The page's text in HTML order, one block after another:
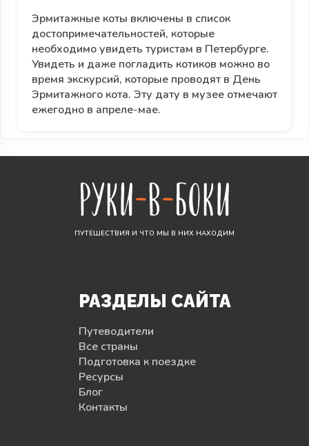
Эрмитажные коты включены в список
достопримечательностей, которые
необходимо увидеть туристам в Петербурге.
Увидеть и даже погладить котиков можно во
время экскурсий, которые проводят в День
Эрмитажного кота. Эту дату в музее отмечают
ежегодно в апреле-мае.
ПУТЕШЕСТВИЯ И ЧТО МЫ В НИХ НАХОДИМ
РАЗДЕЛЫ САЙТА
Путеводители
Все страны
Подготовка к поездке
Ресурсы
Блог
Контакты